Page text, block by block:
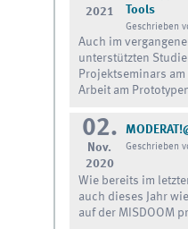
2021
Tools
Geschrieben
Auch im
unterstützten
Projektseminars
Arbeit am
02.
Nov.
2020
Geschrieben
Wie bereits im
auch dieses Jahr
auf der MISDOOM